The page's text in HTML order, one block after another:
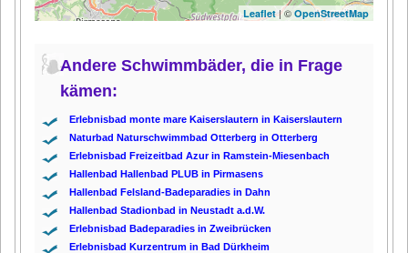
Leaflet| © OpenStreetMap
Andere Schwimmbäder, die in Frage
kämen:
Erlebnisbad monte mare Kaiserslautern in Kaiserslautern
Naturbad Naturschwimmbad Otterberg in Otterberg
Erlebnisbad Freizeitbad Azur in Ramstein-Miesenbach
Hallenbad Hallenbad PLUB in Pirmasens
Hallenbad Felsland-Badeparadies in Dahn
Hallenbad Stadionbad in Neustadt a.d.W.
Erlebnisbad Badeparadies in Zweibrücken
Erlebnisbad Kurzentrum in Bad Dürkheim